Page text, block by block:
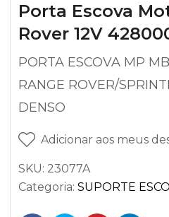
Porta Escova
Rover 12V
PORTA ESCOVA MP
RANGE ROVER/
DENSO
Adicionar aos meus
SKU: 23077A
Categoria: SUPORTE